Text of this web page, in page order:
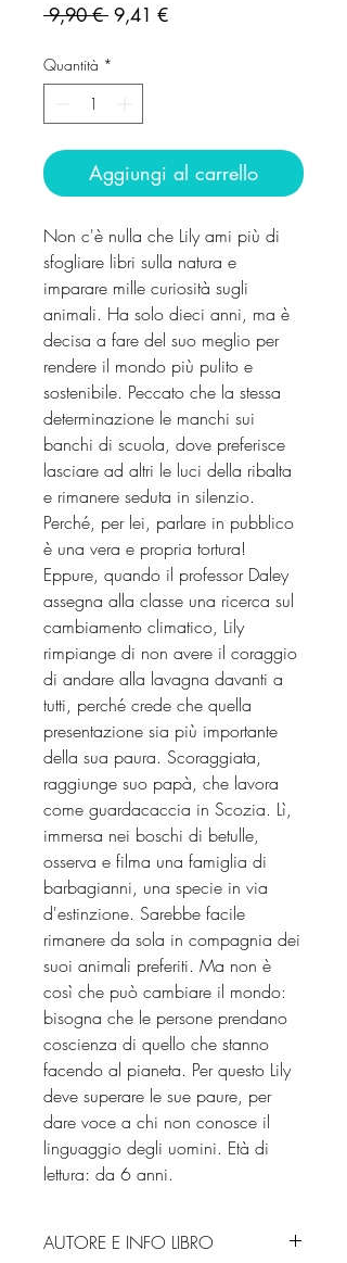
9,90 € Prezzo
9,41 €Prezzo
Quantità *
Aggiungi al carrello
Non c'è nulla che Lily ami più di
sfogliare libri sulla natura e
imparare mille curiosità sugli
animali. Ha solo dieci anni, ma è
decisa a fare del suo meglio per
rendere il mondo più pulito e
sostenibile. Peccato che la stessa
determinazione le manchi sui
banchi di scuola, dove preferisce
lasciare ad altri le luci della ribalta
e rimanere seduta in silenzio.
Perché, per lei, parlare in pubblico
è una vera e propria tortura!
Eppure, quando il professor Daley
assegna alla classe una ricerca sul
cambiamento climatico, Lily
rimpiange di non avere il coraggio
di andare alla lavagna davanti a
tutti, perché crede che quella
presentazione sia più importante
della sua paura. Scoraggiata,
raggiunge suo papà, che lavora
come guardacaccia in Scozia. Lì,
immersa nei boschi di betulle,
osserva e filma una famiglia di
barbagianni, una specie in via
d'estinzione. Sarebbe facile
rimanere da sola in compagnia dei
suoi animali preferiti. Ma non è
così che può cambiare il mondo:
bisogna che le persone prendano
coscienza di quello che stanno
facendo al pianeta. Per questo Lily
deve superare le sue paure, per
dare voce a chi non conosce il
linguaggio degli uomini. Età di
lettura: da 6 anni.
AUTORE E INFO LIBRO